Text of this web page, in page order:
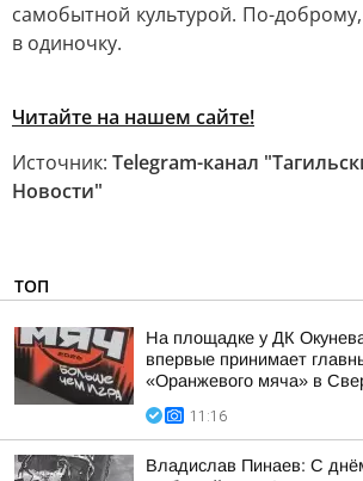
самобытной культурой. По-
в одиночку.
Читайте на нашем сайте!
Источник: Telegram-канал
Новости"
ТОП
На площадке у ДК
впервые принимает
«Оранжевого мяча» в
11:16
Владислав Пинаев: С